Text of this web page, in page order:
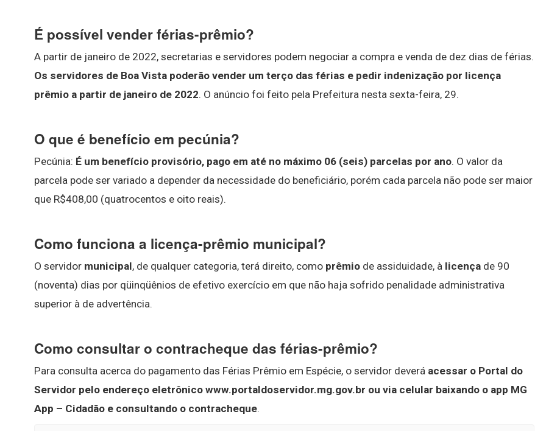
É possível vender férias-prêmio?
A partir de janeiro de 2022, secretarias e servidores podem negociar a compra e venda de dez dias de férias.
Os servidores de Boa Vista poderão vender um terço das férias e pedir indenização por licença
prêmio a partir de janeiro de 2022. O anúncio foi feito pela Prefeitura nesta sexta-feira, 29.
O que é benefício em pecúnia?
Pecúnia: É um benefício provisório, pago em até no máximo 06 (seis) parcelas por ano. O valor da
parcela pode ser variado a depender da necessidade do beneficiário, porém cada parcela não pode ser maior
que R$408,00 (quatrocentos e oito reais).
Como funciona a licença-prêmio municipal?
O servidor municipal, de qualquer categoria, terá direito, como prêmio de assiduidade, à licença de 90
(noventa) dias por qüinqüênios de efetivo exercício em que não haja sofrido penalidade administrativa
superior à de advertência.
Como consultar o contracheque das férias-prêmio?
Para consulta acerca do pagamento das Férias Prêmio em Espécie, o servidor deverá acessar o Portal do
Servidor pelo endereço eletrônico www.portaldoservidor.mg.gov.br ou via celular baixando o app MG
App – Cidadão e consultando o contracheque.